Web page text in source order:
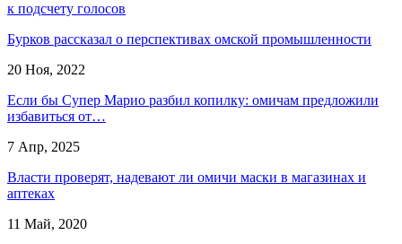
к подсчету голосов
Бурков рассказал о перспективах омской промышленности
20 Ноя, 2022
Если бы Супер Марио разбил копилку: омичам предложили
избавиться от…
7 Апр, 2025
Власти проверят, надевают ли омичи маски в магазинах и
аптеках
11 Май, 2020